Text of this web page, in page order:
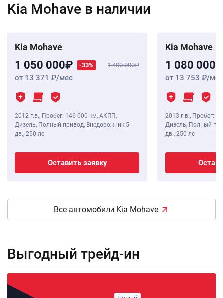
Kia Mohave в наличии
Kia Mohave
1 050 000 -33% 1 400 000
от 13 371 /мес
2012 г.в., Пробег: 146 000 км, АКПП,
Дизель, Полный привод, Внедорожник 5
дв., 250 лс
Оставить заявку
Kia Mohave
1 080 000
от 13 753 /мес
2013 г.в., Пробег:
Дизель, Полный
дв., 250 лс
Все автомобили Kia Mohave
Выгодный трейд-ин